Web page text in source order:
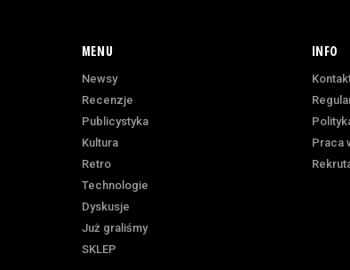
MENU
Newsy
Recenzje
Publicystyka
Kultura
Retro
Technologie
Dyskusje
Już graliśmy
SKLEP
INFO
Praca